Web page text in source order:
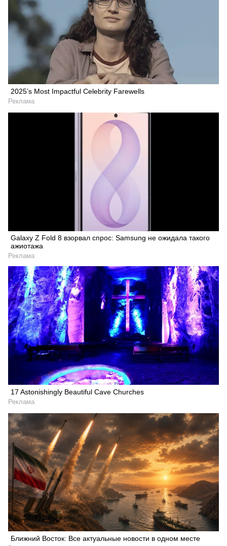
2025’s Most Impactful Celebrity Farewells
Реклама
Galaxy Z Fold 8 взорвал спрос: Samsung не ожидала такого
ажиотажа
Реклама
17 Astonishingly Beautiful Cave Churches
Реклама
Ближний Восток: Все актуальные новости в одном месте